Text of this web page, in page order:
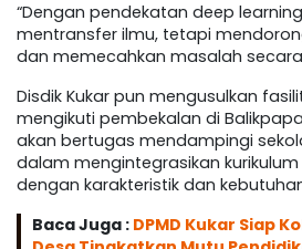
“Dengan pendekatan deep
mentransfer ilmu, tetapi
dan memecahkan masalah secara
Disdik Kukar pun mengusulkan
mengikuti pembekalan di
akan bertugas mendampingi
dalam mengintegrasikan
dengan karakteristik dan
Baca Juga : DPMD Kukar Siap